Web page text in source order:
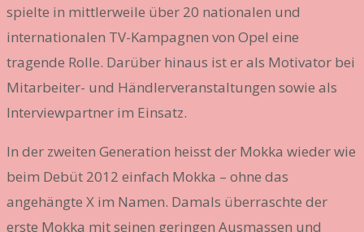
spielte in mittlerweile über 20 nationalen und
internationalen TV-Kampagnen von Opel eine
tragende Rolle. Darüber hinaus ist er als Motivator bei
Mitarbeiter- und Händlerveranstaltungen sowie als
Interviewpartner im Einsatz.
In der zweiten Generation heisst der Mokka wieder wie
beim Debüt 2012 einfach Mokka – ohne das
angehängte X im Namen. Damals überraschte der
erste Mokka mit seinen geringen Ausmassen und